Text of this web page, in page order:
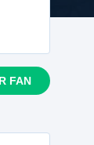
FAN